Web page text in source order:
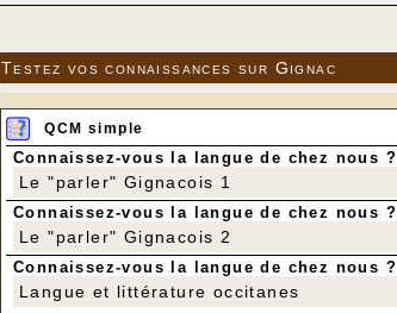
Testez vos connaissances sur Gignac
QCM simple
Connaissez-vous la langue de chez nous ?
Le "parler" Gignacois 1
Connaissez-vous la langue de chez nous ?
Le "parler" Gignacois 2
Connaissez-vous la langue de chez nous ?
Langue et littérature occitanes